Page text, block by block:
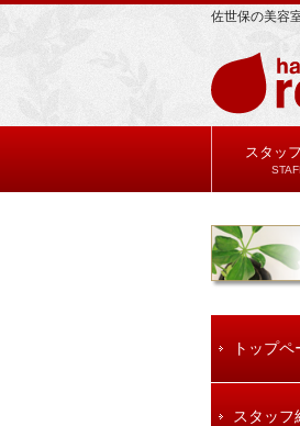
佐世保の美容
スタッ
トップペ
スタッフ